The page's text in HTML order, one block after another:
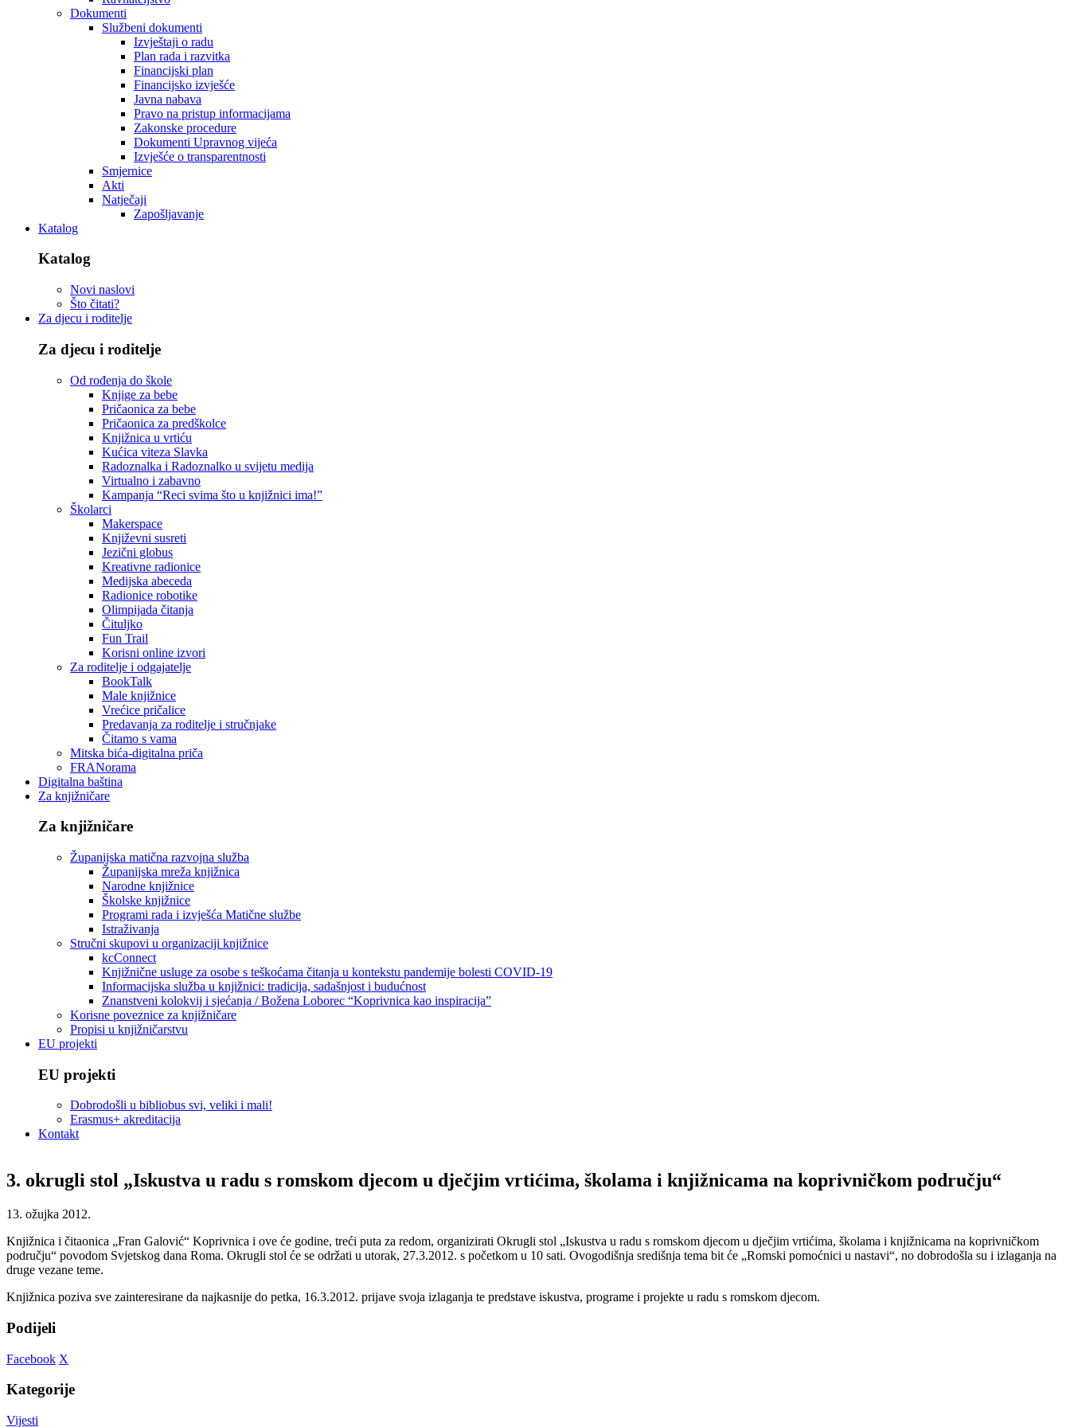
Dokumenti
Službeni dokumenti
Izvještaji o radu
Plan rada i razvitka
Financijski plan
Financijsko izvješće
Javna nabava
Pravo na pristup informacijama
Zakonske procedure
Dokumenti Upravnog vijeća
Izvješće o transparentnosti
Smjernice
Akti
Natječaji
Zapošljavanje
Katalog
Katalog
Novi naslovi
Što čitati?
Za djecu i roditelje
Za djecu i roditelje
Od rođenja do škole
Knjige za bebe
Pričaonica za bebe
Pričaonica za predškolce
Knjižnica u vrtiću
Kućica viteza Slavka
Radoznalka i Radoznalko u svijetu medija
Virtualno i zabavno
Kampanja “Reci svima što u knjižnici ima!”
Školarci
Makerspace
Književni susreti
Jezični globus
Kreativne radionice
Medijska abeceda
Radionice robotike
Olimpijada čitanja
Čituljko
Fun Trail
Korisni online izvori
Za roditelje i odgajatelje
BookTalk
Male knjižnice
Vrećice pričalice
Predavanja za roditelje i stručnjake
Čitamo s vama
Mitska bića-digitalna priča
FRANorama
Digitalna baština
Za knjižničare
Za knjižničare
Županijska matična razvojna služba
Županijska mreža knjižnica
Narodne knjižnice
Školske knjižnice
Programi rada i izvješća Matične službe
Istraživanja
Stručni skupovi u organizaciji knjižnice
kcConnect
Knjižnične usluge za osobe s teškoćama čitanja u kontekstu pandemije bolesti COVID-19
Informacijska služba u knjižnici: tradicija, sadašnjost i budućnost
Znanstveni kolokvij i sjećanja / Božena Loborec “Koprivnica kao inspiracija”
Korisne poveznice za knjižničare
Propisi u knjižničarstvu
EU projekti
EU projekti
Dobrodošli u bibliobus svi, veliki i mali!
Erasmus+ akreditacija
Kontakt
3. okrugli stol „Iskustva u radu s romskom djecom u dječjim vrtićima, školama i knjižnicama na koprivničkom području“
13. ožujka 2012.
Knjižnica i čitaonica „Fran Galović“ Koprivnica i ove će godine, treći puta za redom, organizirati Okrugli stol „Iskustva u radu s romskom djecom u dječjim vrtićima, školama i knjižnicama na koprivničkom
području“ povodom Svjetskog dana Roma. Okrugli stol će se održati u utorak, 27.3.2012. s početkom u 10 sati. Ovogodišnja središnja tema bit će „Romski pomoćnici u nastavi“, no dobrodošla su i izlaganja na
druge vezane teme.
Knjižnica poziva sve zainteresirane da najkasnije do petka, 16.3.2012. prijave svoja izlaganja te predstave iskustva, programe i projekte u radu s romskom djecom.
Podijeli
Facebook X
Kategorije
Vijesti